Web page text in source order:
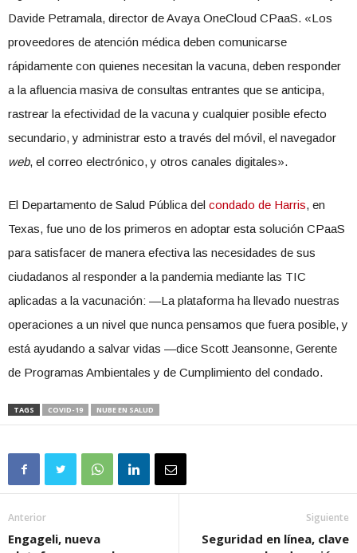
Davide Petramala, director de Avaya OneCloud CPaaS. «Los
proveedores de atención médica deben comunicarse
rápidamente con quienes necesitan la vacuna, deben responder
a la afluencia masiva de consultas entrantes que se anticipa,
rastrear la efectividad de la vacuna y cualquier posible efecto
secundario, y administrar esto a través del móvil, el navegador
web, el correo electrónico, y otros canales digitales».
El Departamento de Salud Pública del condado de Harris, en
Texas, fue uno de los primeros en adoptar esta solución CPaaS
para satisfacer de manera efectiva las necesidades de sus
ciudadanos al responder a la pandemia mediante las TIC
aplicadas a la vacunación: —La plataforma ha llevado nuestras
operaciones a un nivel que nunca pensamos que fuera posible, y
está ayudando a salvar vidas —dice Scott Jeansonne, Gerente
de Programas Ambientales y de Cumplimiento del condado.
TAGS COVID-19 NUBE EN SALUD
Anterior
Engageli, nueva
Siguiente
Seguridad en línea, clave